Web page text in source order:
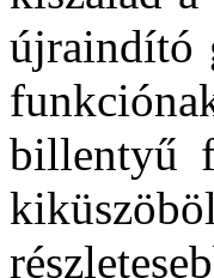
újraindító
billentyű